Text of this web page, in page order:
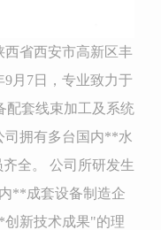
西省西安市高新区丰
9月7日，专业致力于
配套线束加工及系统
司拥有多台国内**水
全。 公司所研发生
**成套设备制造企
新技术成果"的理